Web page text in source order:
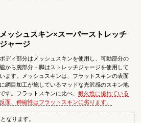
メッシュスキン×スーパーストレッチ
ジャージ
ボディ部分はメッシュスキンを使用し、可動部分の
脇から腕部分・脚はストレッチジャージを使用して
います。メッシュスキンは、フラットスキンの表面
に網目加工が施しているマッドな光沢感のスキン地
です。フラットスキンに比べ、耐久性に優れている
反面、伸縮性はフラットスキンに劣ります。
なります。